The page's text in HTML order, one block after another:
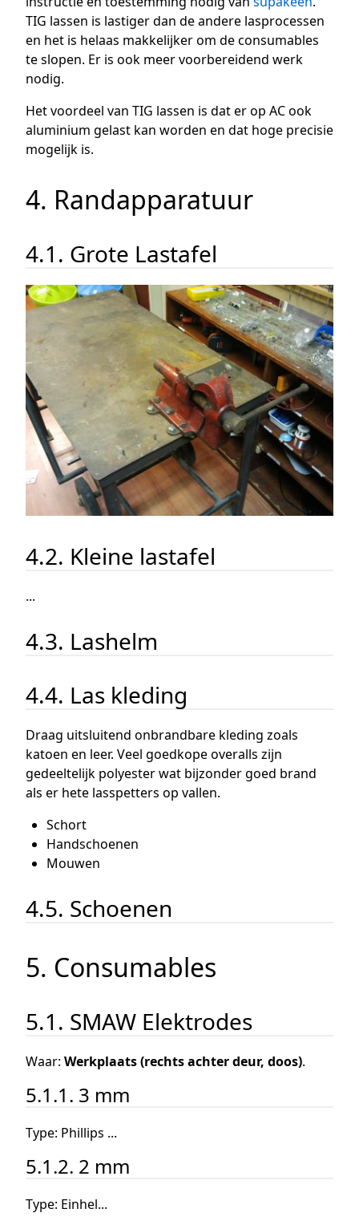
TIG lassen is lastiger dan de andere lasprocessen
en het is helaas makkelijker om de consumables
te slopen. Er is ook meer voorbereidend werk
nodig.
Het voordeel van TIG lassen is dat er op AC ook
aluminium gelast kan worden en dat hoge precisie
mogelijk is.
4. Randapparatuur
4.1. Grote Lastafel
4.2. Kleine lastafel
...
4.3. Lashelm
4.4. Las kleding
Draag uitsluitend onbrandbare kleding zoals
katoen en leer. Veel goedkope overalls zijn
gedeeltelijk polyester wat bijzonder goed brand
als er hete lasspetters op vallen.
Schort
Handschoenen
Mouwen
4.5. Schoenen
5. Consumables
5.1. SMAW Elektrodes
Waar: Werkplaats (rechts achter deur, doos).
5.1.1. 3 mm
Type: Phillips ...
5.1.2. 2 mm
Type: Einhel...